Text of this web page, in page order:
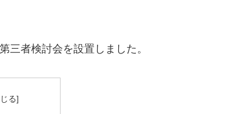
三者検討会を設置しました。